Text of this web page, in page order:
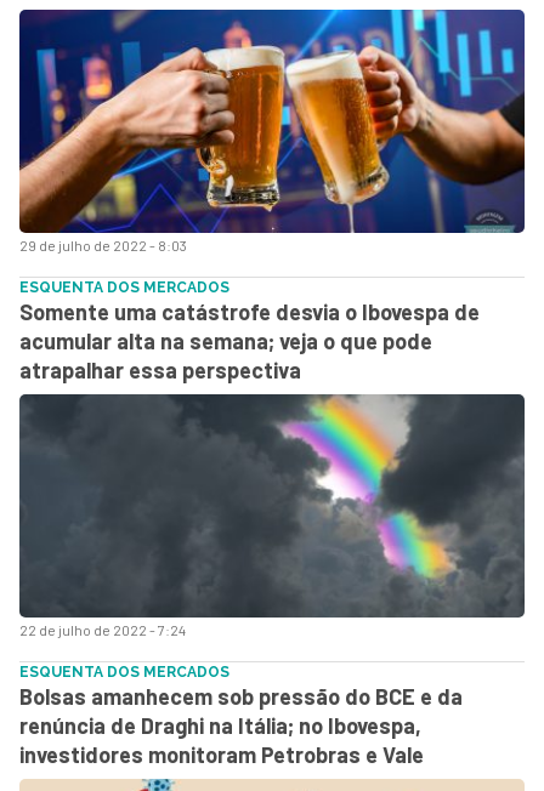
29 de julho de 2022 - 8:03
22 de julho de 2022 - 7:24
ESQUENTA DOS MERCADOS
Somente uma catástrofe desvia o Ibovespa de
acumular alta na semana; veja o que pode
atrapalhar essa perspectiva
ESQUENTA DOS MERCADOS
Bolsas amanhecem sob pressão do BCE e da
renúncia de Draghi na Itália; no Ibovespa,
investidores monitoram Petrobras e Vale